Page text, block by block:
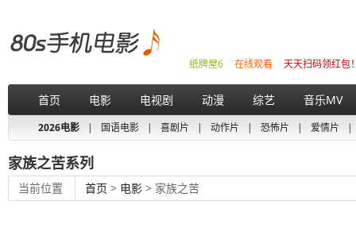
天天扫码领红包
在线观看
纸牌屋6
首页 电影 电视剧 动漫 综艺 音乐MV
2026电影 | 国语电影 | 喜剧片 | 动作片 | 恐怖片 | 爱情片 |
家族之苦系列
当前位置 首页 > 电影 > 家族之苦